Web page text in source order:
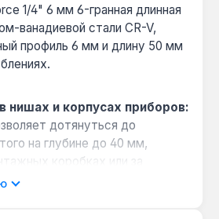
1/4" 6 мм 6-гранная длинная
ванадиевой стали CR-V,
профиль 6 мм и длину 50 мм
нишах и корпусах приборов:
дотянуться до
на глубине до 40 мм,
коробках или за
техники.